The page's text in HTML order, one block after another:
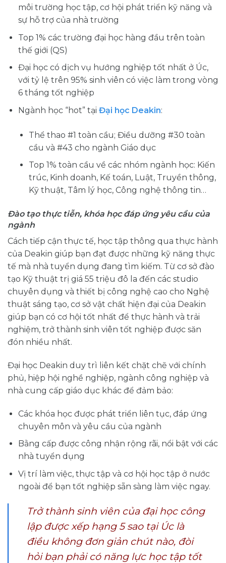
môi trường học tập, cơ hội phát triển kỹ năng và
sự hỗ trợ của nhà trường
Top 1% các trường đại học hàng đầu trên toàn
thế giới (QS)
Đại học có dịch vụ hướng nghiệp tốt nhất ở Úc,
với tỷ lệ trên 95% sinh viên có việc làm trong vòng
6 tháng tốt nghiệp
Ngành học “hot” tại Đại học Deakin:
Thể thao #1 toàn cầu; Điều dưỡng #30 toàn
cầu và #43 cho ngành Giáo dục
Top 1% toàn cầu về các nhóm ngành học: Kiến
trúc, Kinh doanh, Kế toán, Luật, Truyền thông,
Kỹ thuật, Tâm lý học, Công nghệ thông tin…
Đào tạo thực tiễn, khóa học đáp ứng yêu cầu của
ngành
Cách tiếp cận thực tế, học tập thông qua thực hành
của Deakin giúp bạn đạt được những kỹ năng thực
tế mà nhà tuyển dụng đang tìm kiếm. Từ cơ sở đào
tạo Kỹ thuật trị giá 55 triệu đô la đến các studio
chuyên dụng và thiết bị công nghệ cao cho Nghệ
thuật sáng tạo, cơ sở vật chất hiện đại của Deakin
giúp bạn có cơ hội tốt nhất để thực hành và trải
nghiệm, trở thành sinh viên tốt nghiệp được săn
đón nhiều nhất.
Đại học Deakin duy trì liên kết chặt chẽ với chính
phủ, hiệp hội nghề nghiệp, ngành công nghiệp và
nhà cung cấp giáo dục khác để đảm bảo:
Các khóa học được phát triển liên tục, đáp ứng
chuyên môn và yêu cầu của ngành
Bằng cấp được công nhận rộng rãi, nổi bật với các
nhà tuyển dụng
Vị trí làm việc, thực tập và cơ hội học tập ở nước
ngoài để bạn tốt nghiệp sẵn sàng làm việc ngay.
Trở thành sinh viên của đại học công
lập được xếp hạng 5 sao tại Úc là
điều không đơn giản chút nào, đòi
hỏi bạn phải có năng lực học tập tốt